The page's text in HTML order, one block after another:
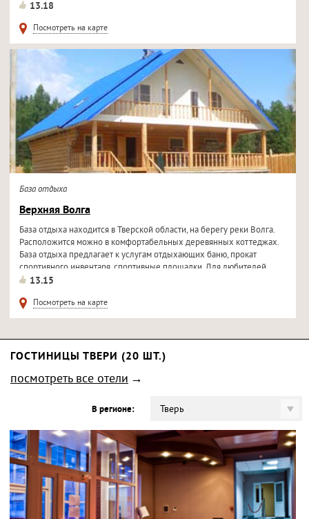
13.18
Посмотреть на карте
База отдыха
Верхняя Волга
База отдыха находится в Тверской области, на берегу реки Волга.
Расположится можно в комфортабельных деревянных коттеджах.
База отдыха предлагает к услугам отдыхающих баню, прокат
спортивного инвентаря, спортивные площадки. Для любителей
активного...
13.15
Посмотреть на карте
ГОСТИНИЦЫ ТВЕРИ (20 ШТ.)
посмотреть все отели
В регионе: Тверь